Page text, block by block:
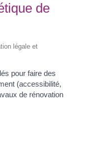
de
légale et
pour faire des
(accessibilité,
de rénovation